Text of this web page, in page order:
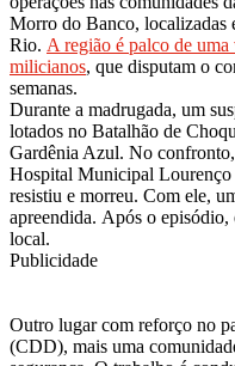
Morro do Banco, localizadas
Rio. A região é palco de
milicianos, que disputam o
semanas.
Durante a madrugada, um
lotados no Batalhão de
Gardênia Azul. No
Hospital Municipal Lourenço
resistiu e morreu. Com ele,
apreendida. Após o
local.
Publicidade
Outro lugar com reforço no
(CDD), mais uma